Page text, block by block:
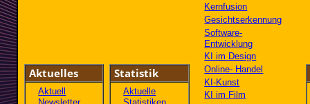
Kernfusion
Gesichtserkennung
Software-
Entwicklung
KI im Design
Online- Handel
KI-Kunst
KI im Film
Aktuelles
Aktuell
Statistik
Aktuelle